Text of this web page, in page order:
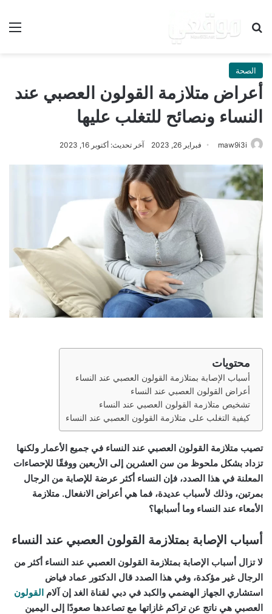
بحث عن
الصحة
أعراض متلازمة القولون العصبي عند
النساء ونصائح للتغلب عليها
maw9i3i فبراير 26, 2023 آخر تحديث: أكتوبر 16, 2023
محتويات
أسباب الإصابة بمتلازمة القولون العصبي عند النساء
أعراض القولون العصبي عند النساء
تشخيص متلازمة القولون العصبي عند النساء
كيفية التغلب على متلازمة القولون العصبي عند النساء
تصيب متلازمة القولون العصبي عند النساء في جميع الأعمار ولكنها
تزداد بشكل ملحوظ من سن العشرين إلى الأربعين ووفقًا للإحصاءات
المعلنة في هذا الصدد، فإن النساء أكثر عرضة للإصابة من الرجال
بمرتين، وذلك لأسباب عديدة، فما هي أعراض الانفعال. متلازمة
الأمعاء عند النساء وما أسبابها؟
أسباب الإصابة بمتلازمة القولون العصبي عند النساء
لا تزال أسباب الإصابة بمتلازمة القولون العصبي عند النساء أكثر من
الرجال غير مؤكدة، وفي هذا الصدد قال الدكتور عماد فياض
استشاري الجهاز الهضمي والكبد في دبي لقناة الغد إن آلام القولون
العصبي هي ناتج عن تراكم غازاتها مع تصاعدها صعودًا إلى اليمين